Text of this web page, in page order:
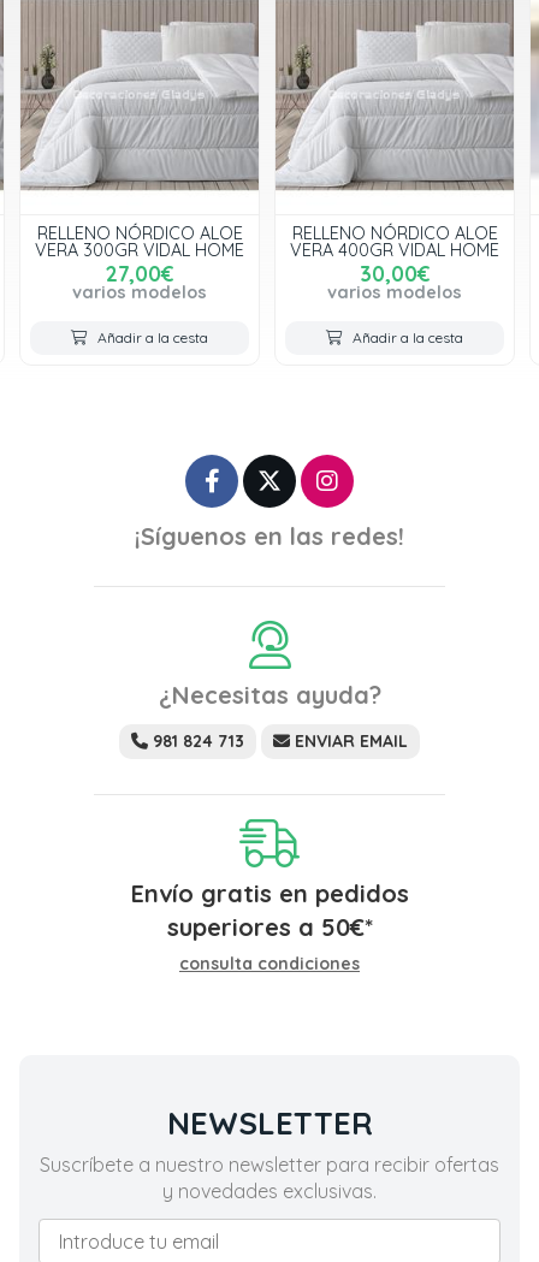
RELLENO NÓRDICO ALOE
VERA 300GR VIDAL HOME
27,00€
varios modelos
Añadir a la cesta
RELLENO NÓRDICO ALOE
VERA 400GR VIDAL HOME
30,00€
varios modelos
Añadir a la cesta
¡Síguenos en las redes!
¿Necesitas ayuda?
981 824 713 ENVIAR EMAIL
Envío gratis en pedidos
superiores a 50€*
consulta condiciones
NEWSLETTER
Suscríbete a nuestro newsletter para recibir ofertas
y novedades exclusivas.